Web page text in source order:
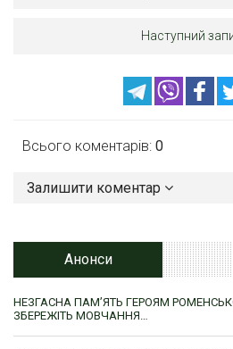
Наступний
Всього коментарів: 0
Залишити коментар
Анонси
НЕЗГАСНА ПАМ’ЯТЬ ГЕРОЯМ
ЗБЕРЕЖІТЬ МОВЧАННЯ…